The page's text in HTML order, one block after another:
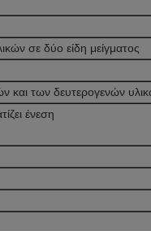
σε δύο είδη μείγματος
και των δευτερογενών
ένεση